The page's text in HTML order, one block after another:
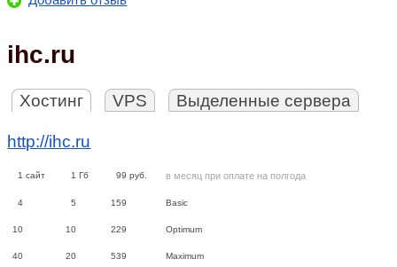
ihc.ru
Хостинг VPS Выделенные сервера
http://ihc.ru
1 сайт 1 Гб 99 руб. в месяц при оплате на полгода
4 5 159 Basic
10 10 229 Optimum
40 20 539 Maximum